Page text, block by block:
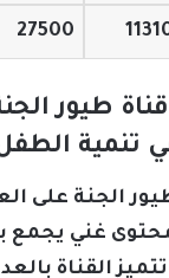
27500
طيور
تنمية
طيور الجنة على
غني يجمع
القناة